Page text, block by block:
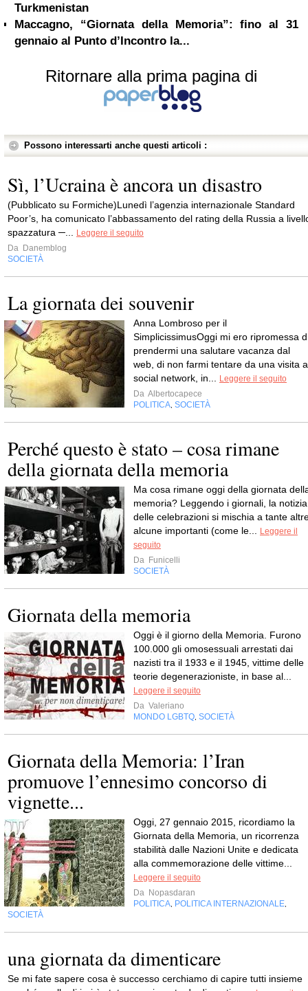
Turkmenistan
Maccagno, “Giornata della Memoria”: fino al 31
gennaio al Punto d’Incontro la...
Ritornare alla prima pagina di
Possono interessarti anche questi articoli :
Sì, l’Ucraina è ancora un disastro
(Pubblicato su Formiche)Lunedì l’agenzia internazionale Standard
Poor’s, ha comunicato l’abbassamento del rating della Russia a
spazzatura ─...
Leggere il seguito
Da Danemblog
SOCIETÀ
La giornata dei souvenir
Anna Lombroso per il
SimplicissimusOggi mi ero ripromessa
prendermi una salutare vacanza dal
web, di non farmi tentare da una visita
social network, in...
Leggere il seguito
Da Albertocapece
POLITICA SOCIETÀ
Perché questo è stato – cosa rimane
della giornata della memoria
Ma cosa rimane oggi della giornata
memoria? Leggendo i giornali, la notizia
delle celebrazioni si mischia a tante
alcune importanti (come le...
Leggere il
seguito
Da Funicelli
SOCIETÀ
Giornata della memoria
Oggi è il giorno della Memoria. Furono
100.000 gli omosessuali arrestati dai
nazisti tra il 1933 e il 1945, vittime delle
teorie degenerazioniste, in base al...
Leggere il seguito
Da Valeriano
MONDO LGBTQ SOCIETÀ
Giornata della Memoria: l’Iran
promuove l’ennesimo concorso di
vignette...
Oggi, 27 gennaio 2015, ricordiamo la
Giornata della Memoria, un ricorrenza
stabilità dalle Nazioni Unite e dedicata
alla commemorazione delle vittime...
Leggere il seguito
Da Nopasdaran
POLITICA POLITICA INTERNAZIONALE
SOCIETÀ
una giornata da dimenticare
Se mi fate sapere cosa è successo cerchiamo di capire tutti insieme